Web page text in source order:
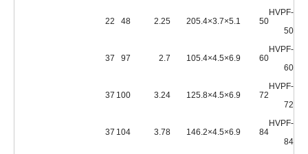
HVPF-
50
50
5.1×3.7×5.4
20
2.25
48
22
HVPF-
60
60
6.9×4.5×5.4
10
2.7
97
37
HVPF-
72
72
6.9×4.5×5.8
12
3.24
100
37
HVPF-
84
84
6.9×4.5×6.2
14
3.78
104
37